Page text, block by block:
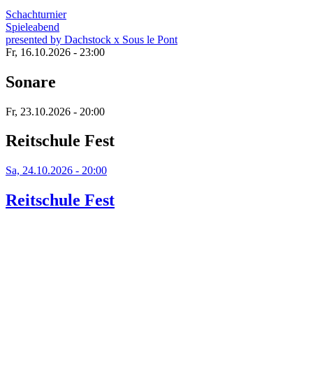
Schachturnier
Spieleabend
presented by Dachstock x Sous le Pont
Fr, 16.10.2026 - 23:00
Sonare
Fr, 23.10.2026 - 20:00
Reitschule Fest
Sa, 24.10.2026 - 20:00
Reitschule Fest